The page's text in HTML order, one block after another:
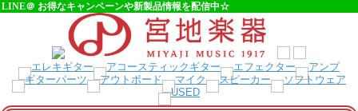
LINE＠ お得なキャンペーンや新製品情報を配信中☆